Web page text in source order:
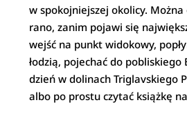
w spokojniejszej okolicy.
rano, zanim pojawi się
wejść na punkt widokowy,
łodzią, pojechać do pobliskiego
dzień w dolinach Triglavskiego
albo po prostu czytać książkę